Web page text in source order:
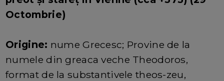
Octombrie)
Origine: nume Grecesc; Provine de la
numele din greaca veche Theodoros,
format de la substantivele theos-zeu,